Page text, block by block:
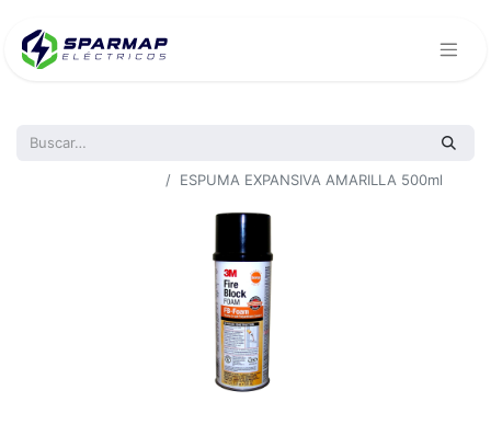
ESPUMA EXPANSIVA AMARILLA 500ml